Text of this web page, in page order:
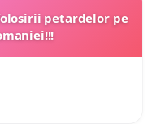
petardelor pe